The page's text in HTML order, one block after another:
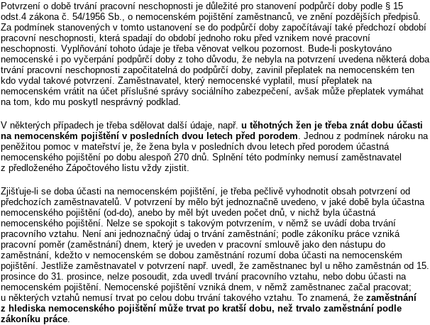
Potvrzení o době trvání pracovní neschopnosti je důležité pro stanovení podpůrčí doby podle § 15
odst.4 zákona č. 54/1956 Sb., o nemocenském pojištění zaměstnanců, ve znění pozdějších předpisů.
Za podmínek stanovených v tomto ustanovení se do podpůrčí doby započítávají také předchozí období
pracovní neschopnosti, která spadají do období jednoho roku před vznikem nové pracovní
neschopnosti. Vyplňování tohoto údaje je třeba věnovat velkou pozornost. Bude-li poskytováno
nemocenské i po vyčerpání podpůrčí doby z toho důvodu, že nebyla na potvrzení uvedena některá doba
trvání pracovní neschopnosti započitatelná do podpůrčí doby, zavinil přeplatek na nemocenském ten
kdo vydal takové potvrzení. Zaměstnavatel, který nemocenské vyplatil, musí přeplatek na
nemocenském vrátit na účet příslušné správy sociálního zabezpečení, avšak může přeplatek vymáhat
na tom, kdo mu poskytl nesprávný podklad.
V některých případech je třeba sdělovat další údaje, např. u těhotných žen je třeba znát dobu účasti
na nemocenském pojištění v posledních dvou letech před porodem. Jednou z podmínek nároku na
peněžitou pomoc v mateřství je, že žena byla v posledních dvou letech před porodem účastná
nemocenského pojištění po dobu alespoň 270 dnů. Splnění této podmínky nemusí zaměstnavatel
z předloženého Zápočtového listu vždy zjistit.
Zjišťuje-li se doba účasti na nemocenském pojištění, je třeba pečlivě vyhodnotit obsah potvrzení od
předchozích zaměstnavatelů. V potvrzení by mělo být jednoznačně uvedeno, v jaké době byla účastna
nemocenského pojištění (od-do), anebo by měl být uveden počet dnů, v nichž byla účastná
nemocenského pojištění. Nelze se spokojit s takovým potvrzením, v němž se uvádí doba trvání
pracovního vztahu. Není ani jednoznačný údaj o trvání zaměstnání; podle zákoníku práce vzniká
pracovní poměr (zaměstnání) dnem, který je uveden v pracovní smlouvě jako den nástupu do
zaměstnání, kdežto v nemocenském se dobou zaměstnání rozumí doba účasti na nemocenském
pojištění. Jestliže zaměstnavatel v potvrzení např. uvedl, že zaměstnanec byl u něho zaměstnán od 15.
prosince do 31. prosince, nelze posoudit, zda uvedl trvání pracovního vztahu, nebo dobu účasti na
nemocenském pojištění. Nemocenské pojištění vzniká dnem, v němž zaměstnanec začal pracovat;
u některých vztahů nemusí trvat po celou dobu trvání takového vztahu. To znamená, že zaměstnání
z hlediska nemocenského pojištění může trvat po kratší dobu, než trvalo zaměstnání podle
zákoníku práce.